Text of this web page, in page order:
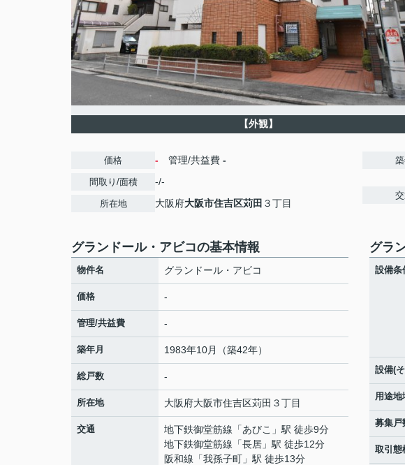
【外観】
価格 - 管理/共益費 -
間取り/面積 -/-
所在地 大阪府大阪市住吉区苅田 ３丁目
グランドール・アビコの基本情報
物件名 グランドール・アビコ
価格 -
管理/共益費 -
築年月 1983年10月（築42年）
総戸数 -
所在地 大阪府大阪市住吉区苅田 ３丁目
交通 地下鉄御堂筋線 「あびこ 」駅 徒歩9分
地下鉄御堂筋線 「長居 」駅 徒歩12分
阪和線 「我孫子町 」駅 徒歩13分
グラ
設備条
設備(
用途地
募集戸
取引態